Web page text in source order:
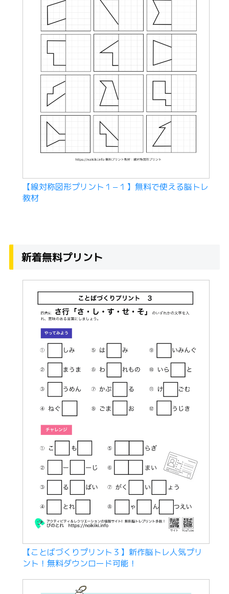
【線対称図形プリント１−１】無料で使える脳トレ
教材
新着無料プリント
【ことばづくりプリント３】新作脳トレ人気プリ
ント！無料ダウンロード可能！